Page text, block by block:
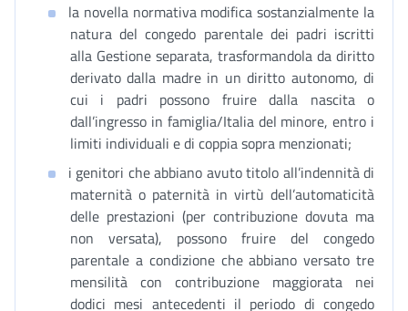
la novella normativa modifica sostanzialmente la
natura del congedo parentale dei padri iscritti
alla Gestione separata, trasformandola da diritto
derivato dalla madre in un diritto autonomo, di
cui i padri possono fruire dalla nascita o
dall’ingresso in famiglia/Italia del minore, entro i
limiti individuali e di coppia sopra menzionati;
i genitori che abbiano avuto titolo all’indennità di
maternità o paternità in virtù dell’automaticità
delle prestazioni (per contribuzione dovuta ma
non versata), possono fruire del congedo
parentale a condizione che abbiano versato tre
mensilità con contribuzione maggiorata nei
dodici mesi antecedenti il periodo di congedo